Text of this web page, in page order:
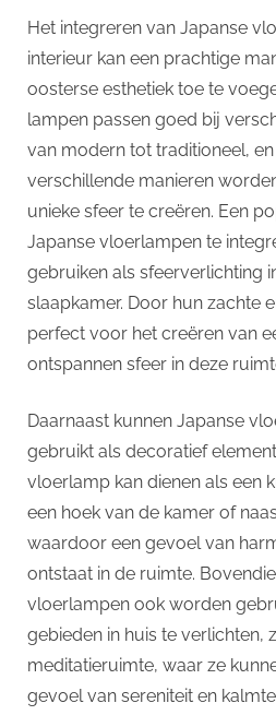
Het integreren van Japanse
interieur kan een prachtige
oosterse esthetiek toe te
lampen passen goed bij
van modern tot traditioneel,
verschillende manieren
unieke sfeer te creëren. Een
Japanse vloerlampen te
gebruiken als sfeerverlichting
slaapkamer. Door hun zachte
perfect voor het creëren van
ontspannen sfeer in deze
Daarnaast kunnen Japanse
gebruikt als decoratief
vloerlamp kan dienen als een
een hoek van de kamer of
waardoor een gevoel van
ontstaat in de ruimte.
vloerlampen ook worden
gebieden in huis te verlichten,
meditatieruimte, waar ze
gevoel van sereniteit en